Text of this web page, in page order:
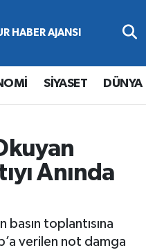
SİYASET DÜNYA
Anında
toplantısına
verilen not damga
Fikstür